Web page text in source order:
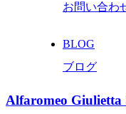
お問い合わ
BLOG
ブログ
Alfaromeo